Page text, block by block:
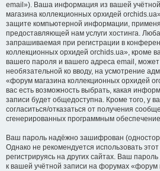
email»). Ваша информация из вашей
магазина коллекционных орхидей
защите компьютерной информации,
предоставляющей нам услуги хостинга.
запрашиваемая при регистрации в
коллекционных орхидей orchids.ua», кроме
вашего пароля и вашего адреса email,
необязательной ко вводу, на усмотрение
«форум магазина коллекционных орхидей
вас есть возможность выбрать, какая
записи будет общедоступна. Кроме того, у
согласиться/отказаться от получения
сгенерированных программным
Ваш пароль надёжно зашифрован
Однако не рекомендуется использовать
регистрируясь на других сайтах. Ваш
к вашей учётной записи на форумах «форум